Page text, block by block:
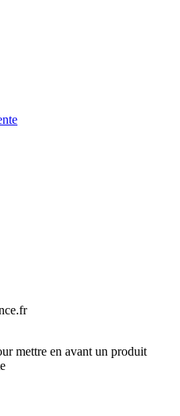
mettre en avant un produit